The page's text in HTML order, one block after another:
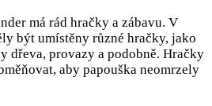
má rád hračky a zábavu. V
být umístěny různé hračky, jako
dřeva, provazy a podobně. Hračky
aby papouška neomrzely